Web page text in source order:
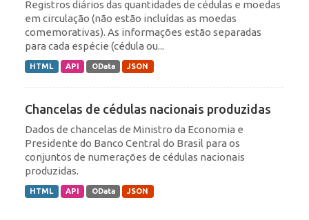
Registros diários das quantidades de cédulas e moedas
em circulação (não estão incluídas as moedas
comemorativas). As informações estão separadas
para cada espécie (cédula ou...
HTML API OData JSON
Chancelas de cédulas nacionais produzidas
Dados de chancelas de Ministro da Economia e
Presidente do Banco Central do Brasil para os
conjuntos de numerações de cédulas nacionais
produzidas.
HTML API OData JSON